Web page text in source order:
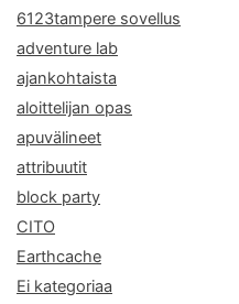
6123tampere sovellus
adventure lab
ajankohtaista
aloittelijan opas
apuvälineet
attribuutit
block party
CITO
Earthcache
Ei kategoriaa